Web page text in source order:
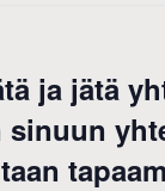
ja jätä